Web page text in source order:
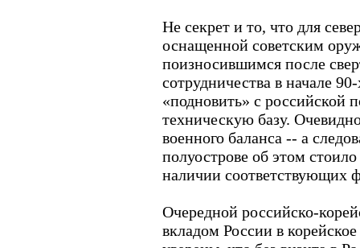
Не секрет и то, что для
оснащенной советским
поизносившимся после
сотрудничества в начале
«подновить» с российской
техническую базу.
военного баланса -- а
полуострове об этом
наличии соответствующих
Очередной российско-
вкладом России в